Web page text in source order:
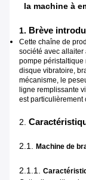
la machine à
1. Brève
Cette chaîne de
société avec
pompe péristaltique
disque vibratoire,
mécanisme, le
ligne remplissante
est particulièrement
2.
2.1. Machine de
2.1.1.